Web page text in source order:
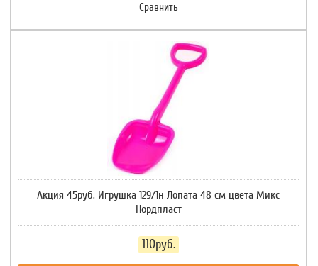
Сравнить
Акция 45руб. Игрушка 129/1н Лопата 48 см цвета Микс
Нордпласт
110руб.